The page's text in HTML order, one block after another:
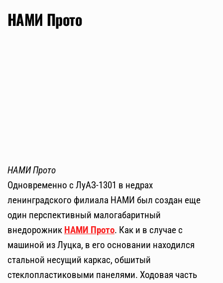
НАМИ Прото
НАМИ Прото
Одновременно с ЛуАЗ-1301 в недрах
ленинградского филиала НАМИ был создан еще
один перспективный малогабаритный
внедорожник НАМИ Прото. Как и в случае с
машиной из Луцка, в его основании находился
стальной несущий каркас, обшитый
стеклопластиковыми панелями. Ходовая часть